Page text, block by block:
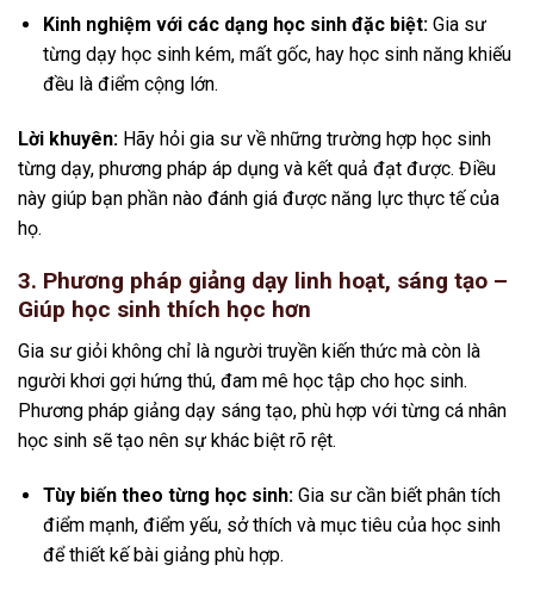
Kinh nghiệm với các dạng học sinh đặc biệt:Gia sư
từng dạy học sinh kém, mất gốc, hay học sinh năng khiếu
đều là điểm cộng lớn.
Lời khuyên: Hãy hỏi gia sư về những trường hợp học sinh
từng dạy, phương pháp áp dụng và kết quả đạt được. Điều
này giúp bạn phần nào đánh giá được năng lực thực tế của
họ.
3. Phương pháp giảng dạy linh hoạt, sáng tạo –
Giúp học sinh thích học hơn
Gia sư giỏi không chỉ là người truyền kiến thức mà còn là
người khơi gợi hứng thú, đam mê học tập cho học sinh.
Phương pháp giảng dạy sáng tạo, phù hợp với từng cá nhân
học sinh sẽ tạo nên sự khác biệt rõ rệt.
Tùy biến theo từng học sinh:Gia sư cần biết phân tích
điểm mạnh, điểm yếu, sở thích và mục tiêu của học sinh
để thiết kế bài giảng phù hợp.